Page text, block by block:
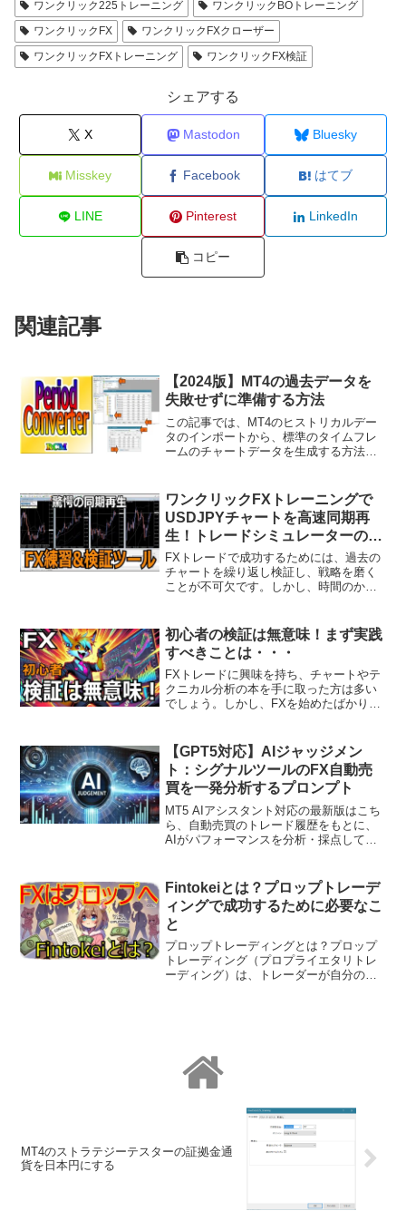
ワンクリック225トレーニング
ワンクリックBOトレーニング
ワンクリックFX
ワンクリックFXクローザー
ワンクリックFXトレーニング
ワンクリックFX検証
シェアする
X Mastodon Bluesky
Misskey Facebook はてブ
LINE Pinterest LinkedIn
コピー
関連記事
【2024版】MT4の過去データを
失敗せずに準備する方法
この記事では、MT4のヒストリカルデー
タのインポートから、標準のタイムフレ
ームのチャートデータを生成する方法を
ると思われます。この手順では、
PeriodConverte...
ワンクリックFXトレーニングで
USDJPYチャートを高速同期再
生！トレードシミュレーターの実
力をチェック！
FXトレードで成功するためには、過去の
チャートを繰り返し検証し、戦略を磨く
ことが不可欠です。しかし、時間のかか
に開発されたのが「ワンクリックFXトレ
ーニング」です。動画...
初心者の検証は無意味！まず実践
すべきことは・・・
FXトレードに興味を持ち、チャートやテ
クニカル分析の本を手に取った方は多い
でしょう。しかし、FXを始めたばかりの
れば良いのか分からず、むしろ迷走して
しまうことがあります...
【GPT5対応】AIジャッジメン
ト：シグナルツールのFX自動売
買を一発分析するプロンプト
MT5 AIアシスタント対応の最新版はこち
ら、自動売買のトレード履歴をもとに、
AIがパフォーマンスを分析・採点してく
プロンプトを使えば、下記のような可視
化＋A...
Fintokeiとは？プロップトレーデ
ィングで成功するために必要なこ
と
プロップトレーディングとは？プロップ
トレーディング（プロプライエタリトレ
ーディング）は、トレーダーが自分の資
MT4のストラテジーテスターの証拠金通
貨を日本円にする